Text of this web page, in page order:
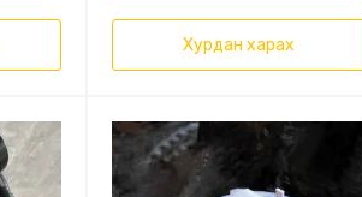
Хурдан харах